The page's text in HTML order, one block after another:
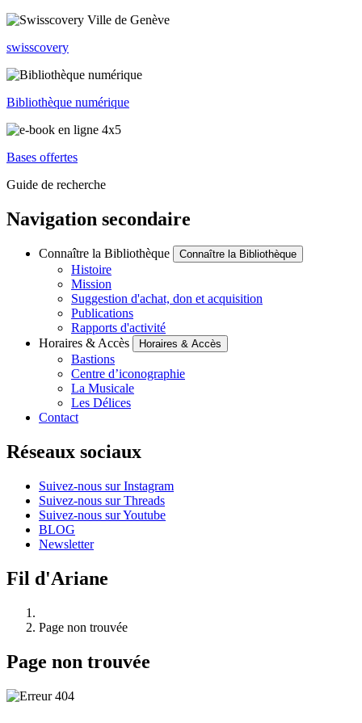
swisscovery
Bibliothèque numérique
Bases offertes
Guide de recherche
Navigation secondaire
Connaître la Bibliothèque Connaître la Bibliothèque
Histoire
Mission
Suggestion d'achat, don et acquisition
Publications
Rapports d'activité
Horaires & Accès
Horaires & Accès
Bastions
Centre d’iconographie
La Musicale
Les Délices
Contact
Réseaux sociaux
Suivez-nous sur Instagram
Suivez-nous sur Threads
Suivez-nous sur Youtube
BLOG
Newsletter
Fil d'Ariane
Page non trouvée
Page non trouvée